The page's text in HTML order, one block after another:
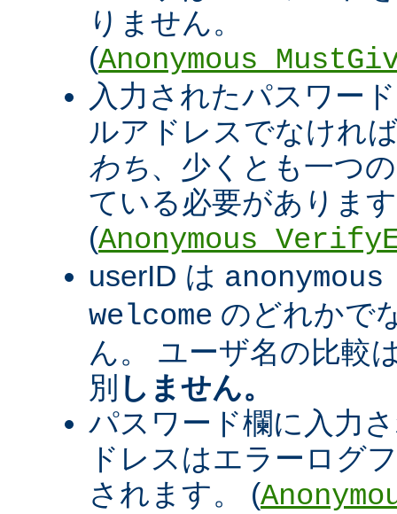
りません。
(
入力されたパスワー
ルアドレスでなけれ
わち、少くとも一つ
ている必要がありま
(
userID は
welcome のどれかで
ん。 ユーザ名の比較
別 しません。
パスワード欄に入力
ドレスはエラーログ
されます。 (